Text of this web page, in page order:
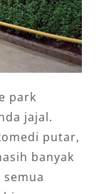
park
jajal.
putar,
banyak